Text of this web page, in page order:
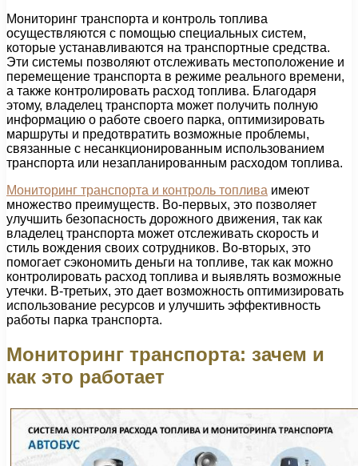
Мониторинг транспорта и контроль топлива
осуществляются с помощью специальных систем,
которые устанавливаются на транспортные средства.
Эти системы позволяют отслеживать местоположение и
перемещение транспорта в режиме реального времени,
а также контролировать расход топлива. Благодаря
этому, владелец транспорта может получить полную
информацию о работе своего парка, оптимизировать
маршруты и предотвратить возможные проблемы,
связанные с несанкционированным использованием
транспорта или незапланированным расходом топлива.
Мониторинг транспорта и контроль топлива имеют
множество преимуществ. Во-первых, это позволяет
улучшить безопасность дорожного движения, так как
владелец транспорта может отслеживать скорость и
стиль вождения своих сотрудников. Во-вторых, это
помогает сэкономить деньги на топливе, так как можно
контролировать расход топлива и выявлять возможные
утечки. В-третьих, это дает возможность оптимизировать
использование ресурсов и улучшить эффективность
работы парка транспорта.
Мониторинг транспорта: зачем и
как это работает